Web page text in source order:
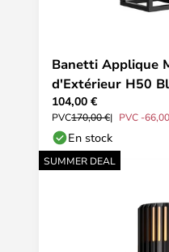
Banetti Applique
d'Extérieur H50
104,00 €
PVC170,00 € PVC -
En stock
SUMMER DEAL